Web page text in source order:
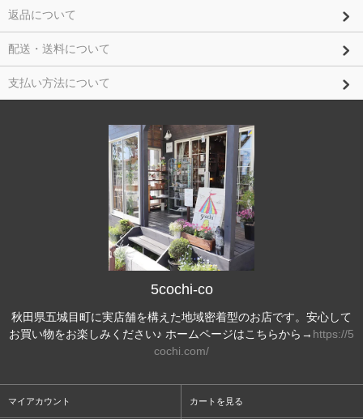
返品について
配送・送料について
支払い方法について
5cochi-co
秋田県五城目町に実店舗を構えた地域密着型のお店です。安心して
お買い物をお楽しみください♪ ホームページはこちらから→ https://5
cochi.com/
マイアカウント カートを見る